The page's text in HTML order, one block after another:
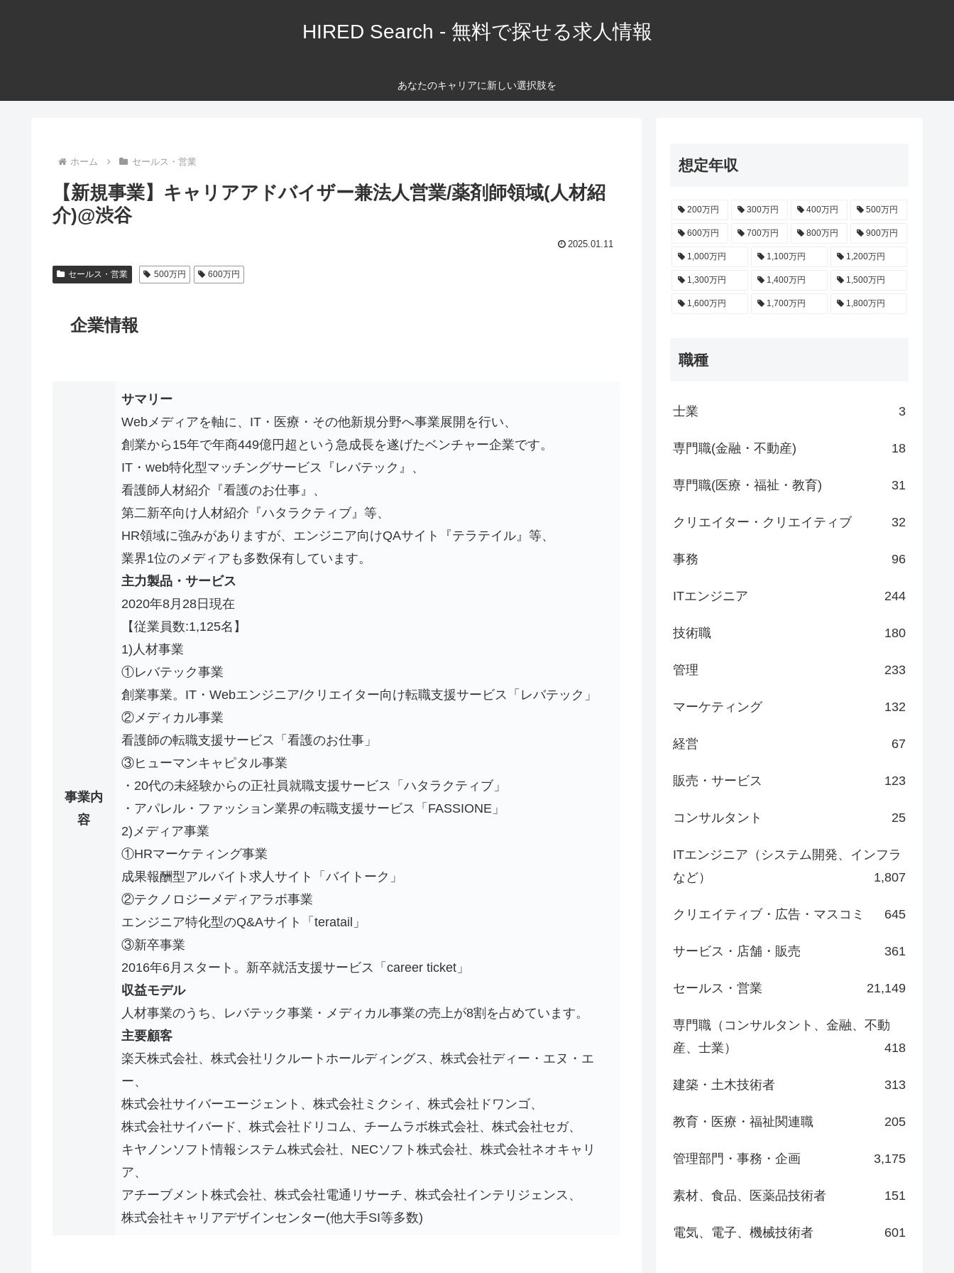
HIRED Search - 無料で探せる求人情報
あなたのキャリアに新しい選択肢を
ホーム セールス・営業
【新規事業】キャリアアドバイザー兼法人営業/薬剤師領域(人材紹
介)@渋谷
2025.01.11
セールス・営業 500万円 600万円
企業情報
事業内
容
サマリー
Webメディアを軸に、IT・医療・その他新規分野へ事業展開を行い、
創業から15年で年商449億円超という急成長を遂げたベンチャー企業です。
IT・web特化型マッチングサービス『レバテック』、
看護師人材紹介『看護のお仕事』、
第二新卒向け人材紹介『ハタラクティブ』等、
HR領域に強みがありますが、エンジニア向けQAサイト『テラテイル』等、
業界1位のメディアも多数保有しています。
主力製品・サービス
2020年8月28日現在
【従業員数:1,125名】
1)人材事業
①レバテック事業
創業事業。IT・Webエンジニア/クリエイター向け転職支援サービス「レバテック」
②メディカル事業
看護師の転職支援サービス「看護のお仕事」
③ヒューマンキャピタル事業
・20代の未経験からの正社員就職支援サービス「ハタラクティブ」
・アパレル・ファッション業界の転職支援サービス「FASSIONE」
2)メディア事業
①HRマーケティング事業
成果報酬型アルバイト求人サイト「バイトーク」
②テクノロジーメディアラボ事業
エンジニア特化型のQ&Aサイト「teratail」
③新卒事業
2016年6月スタート。新卒就活支援サービス「career ticket」
収益モデル
人材事業のうち、レバテック事業・メディカル事業の売上が8割を占めています。
主要顧客
楽天株式会社、株式会社リクルートホールディングス、株式会社ディー・エヌ・エ
ー、
株式会社サイバーエージェント、株式会社ミクシィ、株式会社ドワンゴ、
株式会社サイバード、株式会社ドリコム、チームラボ株式会社、株式会社セガ、
キヤノンソフト情報システム株式会社、NECソフト株式会社、株式会社ネオキャリ
ア、
アチーブメント株式会社、株式会社電通リサーチ、株式会社インテリジェンス、
株式会社キャリアデザインセンター(他大手SI等多数)
想定年収
200万円 300万円 400万円 500万円
600万円 700万円 800万円 900万円
1,000万円 1,100万円 1,200万円
1,300万円 1,400万円 1,500万円
1,600万円 1,700万円 1,800万円
職種
士業 3
専門職(金融・不動産) 18
専門職(医療・福祉・教育) 31
クリエイター・クリエイティブ 32
事務 96
ITエンジニア 244
技術職 180
管理 233
マーケティング 132
経営 67
販売・サービス 123
コンサルタント 25
ITエンジニア（システム開発、インフラ
など）
1,807
クリエイティブ・広告・マスコミ 645
サービス・店舗・販売 361
セールス・営業 21,149
専門職（コンサルタント、金融、不動
産、士業）
418
建築・土木技術者 313
教育・医療・福祉関連職 205
管理部門・事務・企画 3,175
素材、食品、医薬品技術者 151
電気、電子、機械技術者 601